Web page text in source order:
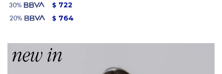
$ 722
$ 764